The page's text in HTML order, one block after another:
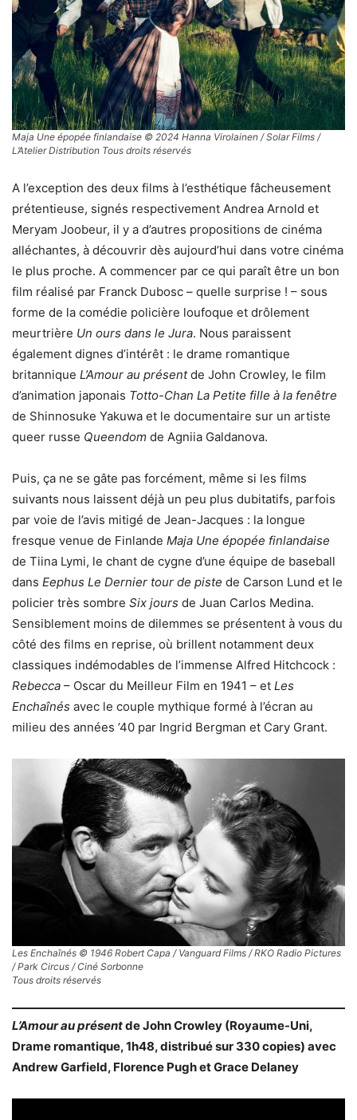
Maja Une épopée finlandaise © 2024 Hanna Virolainen / Solar Films /
L’Atelier Distribution Tous droits réservés
A l’exception des deux films à l’esthétique fâcheusement
prétentieuse, signés respectivement Andrea Arnold et
Meryam Joobeur, il y a d’autres propositions de cinéma
alléchantes, à découvrir dès aujourd’hui dans votre cinéma
le plus proche. A commencer par ce qui paraît être un bon
film réalisé par Franck Dubosc – quelle surprise ! – sous
forme de la comédie policière loufoque et drôlement
meurtrière Un ours dans le Jura. Nous paraissent
également dignes d’intérêt : le drame romantique
britannique L’Amour au présentde John Crowley, le film
d’animation japonais Totto-Chan La Petite fille à la fenêtre
de Shinnosuke Yakuwa et le documentaire sur un artiste
queer russe Queendom de Agniia Galdanova.
Puis, ça ne se gâte pas forcément, même si les films
suivants nous laissent déjà un peu plus dubitatifs, parfois
par voie de l’avis mitigé de Jean-Jacques : la longue
fresque venue de Finlande Maja Une épopée finlandaise
de Tiina Lymi, le chant de cygne d’une équipe de baseball
dans Eephus Le Dernier tour de piste de Carson Lund et le
policier très sombre Six jours de Juan Carlos Medina.
Sensiblement moins de dilemmes se présentent à vous du
côté des films en reprise, où brillent notamment deux
classiques indémodables de l’immense Alfred Hitchcock :
Rebecca – Oscar du Meilleur Film en 1941 – et Les
Enchaînés avec le couple mythique formé à l’écran au
milieu des années ’40 par Ingrid Bergman et Cary Grant.
Les Enchaînés © 1946 Robert Capa / Vanguard Films / RKO Radio Pictures
/ Park Circus / Ciné Sorbonne
Tous droits réservés
L’Amour au présentde John Crowley (Royaume-Uni,
Drame romantique, 1h48, distribué sur 330 copies) avec
Andrew Garfield, Florence Pugh et Grace Delaney